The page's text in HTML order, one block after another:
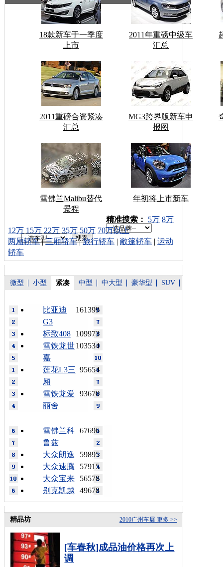
18款新车于一季度
上市
2011年重磅中级车
汇总
2011重磅合资紧凑
汇总
MG3跨界版新车申
报图
雪佛兰Malibu替代
景程
年初将上市新车
车型搜索：
精准搜索： 5万 8万
12万 15万 22万 35万 50万 70万以上
两厢轿车|三厢轿车|旅行轿车 | 敞篷轿车 | 运动
轿车
微型 小型 紧凑 中型 中大型 豪华型 SUV
161399
比亚迪
G3
109973
标致408
103534
雪铁龙世
嘉
95654
莲花L3三
厢
93670
雪铁龙爱
丽舍
67696
雪佛兰科
鲁兹
59895
大众朗逸
57915
大众速腾
56578
大众宝来
49678
别克凯越
更多 >>
2010广州车展
精品坊
[车春秋]成品油价格再次上
调